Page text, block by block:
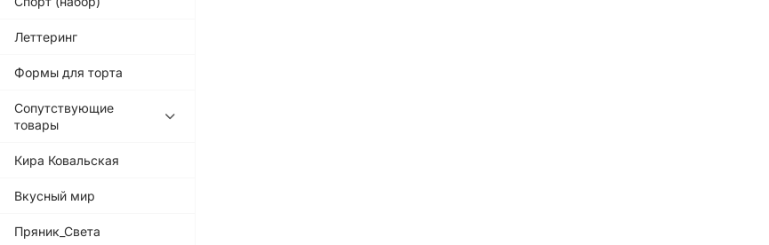
Леттеринг
Формы для торта
Сопутствующие
товары
Кира Ковальская
Вкусный мир
Пряник_Света